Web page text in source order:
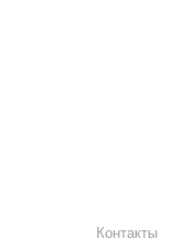
Контакты